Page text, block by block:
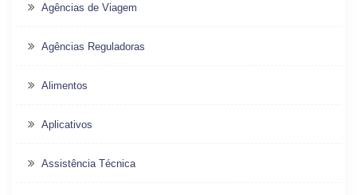
Agências de Viagem
Agências Reguladoras
Alimentos
Aplicativos
Assistência Técnica